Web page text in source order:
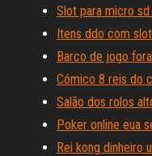
Slot para micro sd
Itens ddo com
Barco de jogo
Cómico 8 reis do
Salão dos rolos
Poker online eua
Rei kong dinheiro